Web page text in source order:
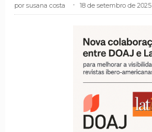
susana costa 18 de setembro de 2025